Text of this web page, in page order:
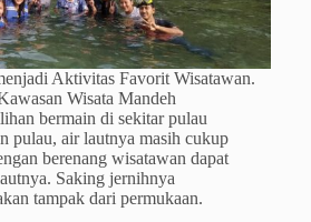
Aktivitas Favorit Wisatawan.
Wisata Mandeh
bermain di sekitar pulau
pulau, air lautnya masih cukup
berenang wisatawan dapat
Saking jernihnya
tampak dari permukaan.